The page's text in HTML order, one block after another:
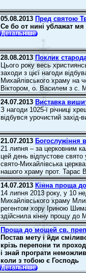
05.08.2013 Пред святою
Се бо от нині ублажат мя
28.08.2013Поклик
Цього року весь
заходи з цієї нагоди
Михайлівського храму на
Віктором, о. Василем з с.
24.07.2013 Виставка
З нагоди 1025-ї річниці
відбувся урочистий захід-
21.07.2013 Богослужіння в
21 липня – за церковним
цей день відпустове
свято-Михайлівська
нашого храму прот. Тарас
14.07.2013 Кінна проща
14 липня 2013 року, у 10
Михайлівського храму
регентом хору Іриною
здійснила кінну прощу до
Проща до мощей св. преп.
Постав мету і йди
крізь перепони ти
і знай програти
коли з тобою є Господь